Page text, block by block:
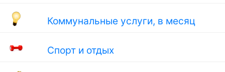
Коммунальные услуги, в месяц
Спорт и отдых